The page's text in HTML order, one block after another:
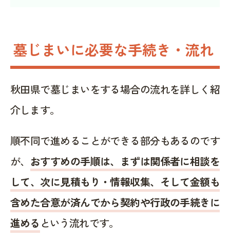
墓じまいに必要な手続き・流れ
秋田県で墓じまいをする場合の流れを詳しく紹
介します。
順不同で進めることができる部分もあるのです
が、 おすすめの手順は、まずは関係者に相談を
して、次に見積もり・情報収集、そして金額も
含めた合意が済んでから契約や行政の手続きに
進める という流れです。